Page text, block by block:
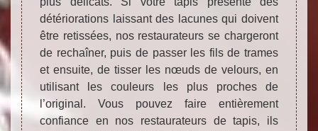
détériorations laissant des lacunes qui doivent
être retissées, nos restaurateurs se chargeront
de rechaîner, puis de passer les fils de trames
et ensuite, de tisser les nœuds de velours, en
utilisant les couleurs les plus proches de
l’original. Vous pouvez faire entièrement
confiance en nos restaurateurs de tapis, ils